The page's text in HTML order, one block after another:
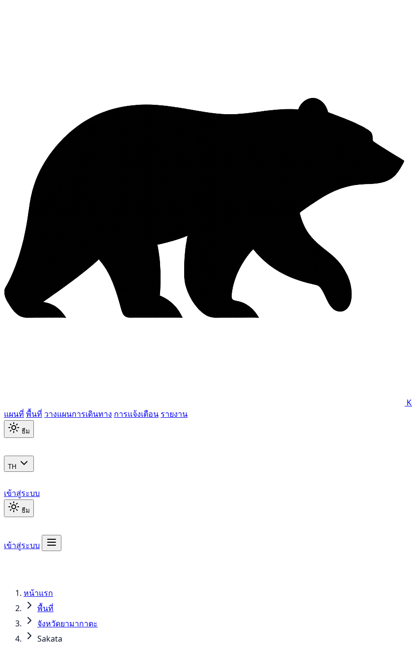
แผนที่ พื้นที่ วางแผนการเดินทาง การแจ้งเตือน รายงาน
ธีม
TH
เข้าสู่ระบบ
ธีม
เข้าสู่ระบบ
หน้าแรก
พื้นที่
จังหวัดยามากาตะ
Sakata